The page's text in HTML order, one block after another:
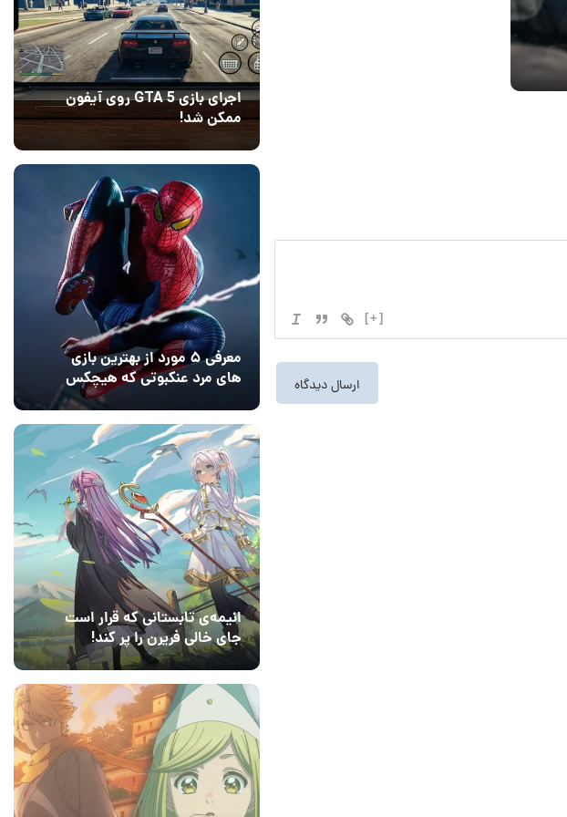
[+]
اجرای بازی GTA 5 روی آیفون
ممکن شد!
معرفی ۵ مورد از بهترین بازی
های مرد عنکبوتی که هیچکس
انیمه‌ی تابستانی که قرار است
جای خالی فریرن را پر کند!
14 مرداد 1405